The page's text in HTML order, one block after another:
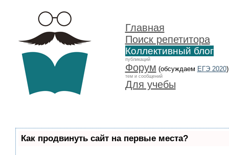
Главная
Поиск репетитора
Коллективный блог
публикаций
Форум (обсуждаем ЕГЭ 2020)
тем и сообщений
Для учебы
Как продвинуть сайт на первые места?